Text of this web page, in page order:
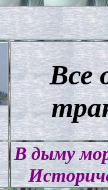
Все
В дыму